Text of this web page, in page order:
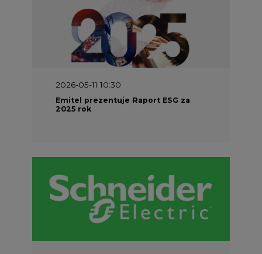
2026-05-11 10:30
Emitel prezentuje Raport ESG za
2025 rok